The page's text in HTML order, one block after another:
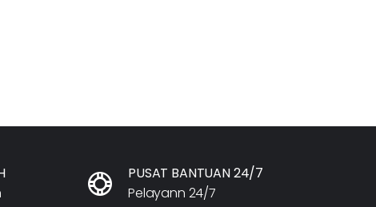
PUSAT BANTUAN 24/7
Pelayann 24/7